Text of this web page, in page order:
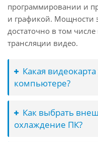
программировании и
и графикой. Мощности
достаточно в том
трансляции видео.
Какая
компьютере?
Как выбрать
охлаждение ПК?